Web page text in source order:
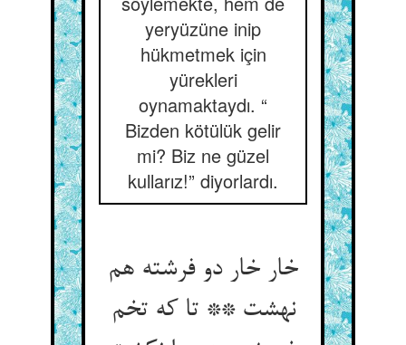
yeryüzüne inip
hükmetmek için
yürekleri
oynamaktaydı. “
Bizden kötülük gelir
mi? Biz ne güzel
kullarız!” diyorlardı.
خار خار دو فرشته هم
نهشت ** تا که تخم